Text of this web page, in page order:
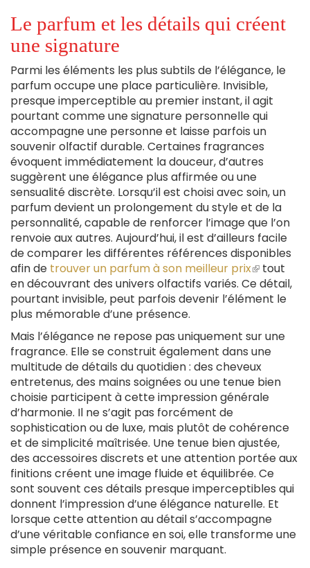
Le parfum et les détails qui créent
une signature
Parmi les éléments les plus subtils de l’élégance, le
parfum occupe une place particulière. Invisible,
presque imperceptible au premier instant, il agit
pourtant comme une signature personnelle qui
accompagne une personne et laisse parfois un
souvenir olfactif durable. Certaines fragrances
évoquent immédiatement la douceur, d’autres
suggèrent une élégance plus affirmée ou une
sensualité discrète. Lorsqu’il est choisi avec soin, un
parfum devient un prolongement du style et de la
personnalité, capable de renforcer l’image que l’on
renvoie aux autres. Aujourd’hui, il est d’ailleurs facile
de comparer les différentes références disponibles
afin de trouver un parfum à son meilleur prix(le
lien
est
tout
en découvrant des univers olfactifs variés. Ce détail,
pourtant invisible, peut parfois devenir l’élément le
plus mémorable d’une présence.
Mais l’élégance ne repose pas uniquement sur une
fragrance. Elle se construit également dans une
multitude de détails du quotidien : des cheveux
entretenus, des mains soignées ou une tenue bien
choisie participent à cette impression générale
d’harmonie. Il ne s’agit pas forcément de
sophistication ou de luxe, mais plutôt de cohérence
et de simplicité maîtrisée. Une tenue bien ajustée,
des accessoires discrets et une attention portée aux
finitions créent une image fluide et équilibrée. Ce
sont souvent ces détails presque imperceptibles qui
donnent l’impression d’une élégance naturelle. Et
lorsque cette attention au détail s’accompagne
d’une véritable confiance en soi, elle transforme une
simple présence en souvenir marquant.